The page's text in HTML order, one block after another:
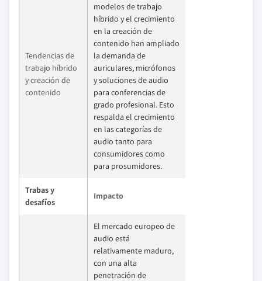
Tendencias de
trabajo híbrido
y creación de
contenido
modelos de trabajo
híbrido y el crecimiento
en la creación de
contenido han ampliado
la demanda de
auriculares, micrófonos
y soluciones de audio
para conferencias de
grado profesional. Esto
respalda el crecimiento
en las categorías de
audio tanto para
consumidores como
para prosumidores.
Trabas y
desafíos
Impacto
El mercado europeo de
audio está
relativamente maduro,
con una alta
penetración de